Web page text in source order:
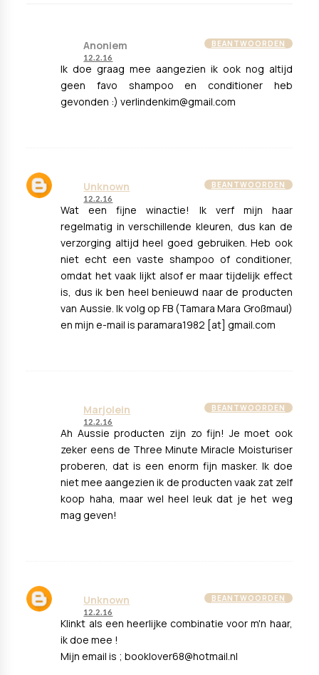
Anoniem
12.2.16
Ik doe graag mee aangezien ik ook nog altijd
geen favo shampoo en conditioner heb
gevonden :) verlindenkim@gmail.com
BEANTWOORDEN
Unknown
12.2.16
Wat een fijne winactie! Ik verf mijn haar
regelmatig in verschillende kleuren, dus kan de
verzorging altijd heel goed gebruiken. Heb ook
niet echt een vaste shampoo of conditioner,
omdat het vaak lijkt alsof er maar tijdelijk effect
is, dus ik ben heel benieuwd naar de producten
van Aussie. Ik volg op FB (Tamara Mara Großmaul)
en mijn e-mail is paramara1982 [at] gmail.com
BEANTWOORDEN
Marjolein
12.2.16
Ah Aussie producten zijn zo fijn! Je moet ook
zeker eens de Three Minute Miracle Moisturiser
proberen, dat is een enorm fijn masker. Ik doe
niet mee aangezien ik de producten vaak zat zelf
koop haha, maar wel heel leuk dat je het weg
mag geven!
BEANTWOORDEN
Unknown
12.2.16
Klinkt als een heerlijke combinatie voor m'n haar,
ik doe mee !
Mijn email is ; booklover68@hotmail.nl
BEANTWOORDEN